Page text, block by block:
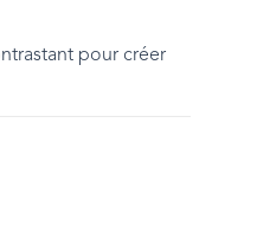
pour créer